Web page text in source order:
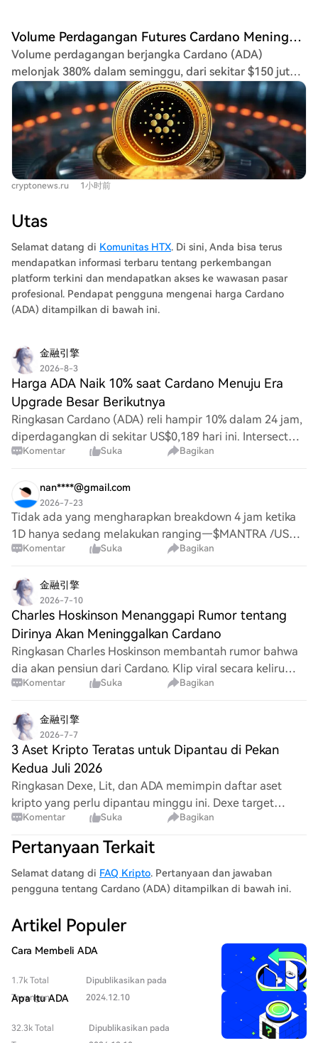
belum jelas terwujud. Penarikan ini tampaknya
merupakan keputusan portofolio yang terencana,
bukan reaksi terhadap perkembangan regulator atau
token tertentu. Dengan menarik pendaftaran, Grayscale
mempertahankan opsi untuk mengajukan kembali di
masa depan tanpa membuang sumber daya untuk
produk yang belum siap pasar. Harga ADA, HBAR, dan
DOT tidak bergerak signifikan setelah pengumuman,
mengindikasikan pasar memandang ini sebagai langkah
Bitcoin dan Ethereum tidak terdampak. Perusahaan
tetap mengembangkan ETF altcoin lainnya seperti
Bittensor, Aave, dan BNB, sementara produk terkait
staking telah mendapat persetujuan. Penarikan ini
terbatas pada tiga lini altcoin spesifik, menyempitkan
portofolio untuk fokus pada produk yang lebih
prioritas.
Volume Perdagangan Futures Cardano Meningkat 380%. Kriptokitty Bertaruh pada Kenaikan
Volume perdagangan berjangka Cardano (ADA)
melonjak 380% dalam seminggu, dari sekitar $150 juta
menjadi $650 juta, menandakan minat yang meningkat
pesat. Investor besar juga mengakumulasi sekitar 240
juta ADA dalam beberapa hari terakhir, mengindikasikan
kepercayaan terhadap potensi kenaikan harga. Harga
ADA baru-baru ini bergerak dari $0,16 ke $0,19 sebelum
sedikit terkoreksi. Reli ini didukung oleh peningkatan
minat terbuka di pasar berjangka dan likuidasi posisi
level kritis $0,20. Level $0,20 kini menjadi area penting.
Jika berhasil bertahan di atasnya, ADA berpeluang
menuju zona resistensi yang lebih tinggi. Namun,
kegagalan mempertahankan level tersebut berisiko
memicu koreksi menuju zona support yang lebih rendah.
Posisi bullish saat ini sedikit mendominasi di bursa
cryptonews.ru 1小时前
Utas
Selamat datang di Komunitas HTX. Di sini, Anda bisa terus
mendapatkan informasi terbaru tentang perkembangan
platform terkini dan mendapatkan akses ke wawasan pasar
profesional. Pendapat pengguna mengenai harga Cardano
(ADA) ditampilkan di bawah ini.
金融引擎
2026-8-3
Harga ADA Naik 10% saat Cardano Menuju Era
Upgrade Besar Berikutnya
Ringkasan Cardano (ADA) reli hampir 10% dalam 24 jam,
diperdagangkan di sekitar US$0,189 hari ini. Intersect
telah mengonfirmasi bahwa perencanaan untuk era
Komentar Suka Bagikan
nan****@gmail.com
2026-7-23
Tidak ada yang mengharapkan breakdown 4 jam ketika
1D hanya sedang melakukan ranging—$MANTRA /USDT
sebentar lagi akan membuktikan mereka salah.
0.0064198 –
Komentar Suka Bagikan
金融引擎
2026-7-10
Charles Hoskinson Menanggapi Rumor tentang
Dirinya Akan Meninggalkan Cardano
Ringkasan Charles Hoskinson membantah rumor bahwa
dia akan pensiun dari Cardano. Klip viral secara keliru
mengklaim dia mengatakan Cardano gagal. ADA
Komentar Suka Bagikan
金融引擎
2026-7-7
3 Aset Kripto Teratas untuk Dipantau di Pekan
Kedua Juli 2026
Ringkasan Dexe, Lit, dan ADA memimpin daftar aset
kripto yang perlu dipantau minggu ini. Dexe target
US$30 setelah breakout cup and handle mingguan. Reli
26% ADA tetap bersifat korektif kecuali jika b
Komentar Suka Bagikan
Pertanyaan Terkait
Selamat datang di FAQ Kripto. Pertanyaan dan jawaban
pengguna tentang Cardano (ADA) ditampilkan di bawah ini.
Artikel Populer
Cara Membeli ADA
1.7k Total
Tayangan
Dipublikasikan pada
2024.12.10
Apa Itu ADA
32.3k Total
Dipublikasikan pada